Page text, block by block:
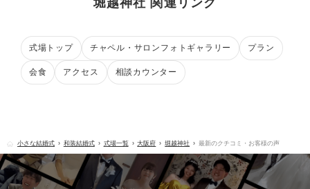
堀越神社 関連リンク
式場トップ チャペル・サロンフォトギャラリー プラン
会食 アクセス 相談カウンター
小さな結婚式 和装結婚式 式場一覧 大阪府 堀越神社 最新のクチコミ・お客様の声